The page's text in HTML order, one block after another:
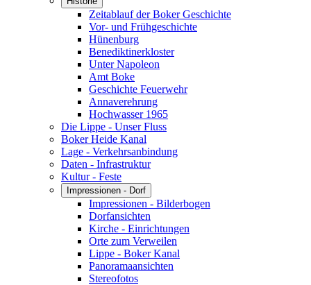
Zeitablauf der Boker Geschichte
Vor- und Frühgeschichte
Hünenburg
Benediktinerkloster
Unter Napoleon
Amt Boke
Geschichte Feuerwehr
Annaverehrung
Hochwasser 1965
Die Lippe - Unser Fluss
Boker Heide Kanal
Lage - Verkehrsanbindung
Daten - Infrastruktur
Kultur - Feste
Impressionen - Dorf
Impressionen - Bilderbogen
Dorfansichten
Kirche - Einrichtungen
Orte zum Verweilen
Lippe - Boker Kanal
Panoramaansichten
Stereofotos